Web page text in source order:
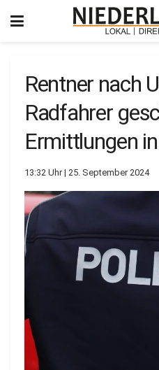
Rentner nach
Radfahrer
Ermittlungen
13:32 Uhr | 25. September 2024